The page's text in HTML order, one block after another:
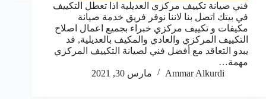
فني صيانة تكييف مركزي العديلية اذا تعطل التكييف
في بيتك اتصل بنا لاننا نوفر فريق خدمة صيانة
مكيفات و تكييف مركزي خبراء بجميع اعمال اصلاح
التكييف المركزي والعادي والمكيف بالعديلية, قد
يبدو التعاقد مع أفضل فني لصيانة التكييف المركزي
مهمة…
Ammar Alkurdi
مارس 30, 2021